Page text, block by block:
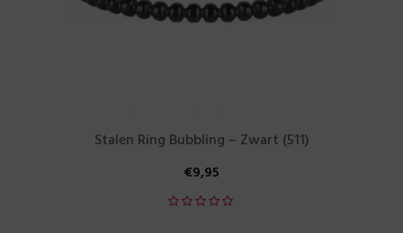
Stalen Ring Bubbling – Zwart (511)
€9,95